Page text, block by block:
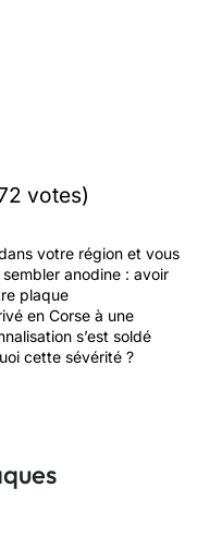
votes)
votre région et vous
anodine : avoir
plaque
en Corse à une
s’est soldé
cette sévérité ?